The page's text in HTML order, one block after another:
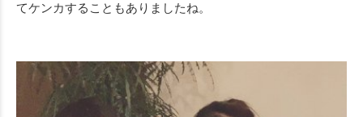
てケンカすることもありましたね。